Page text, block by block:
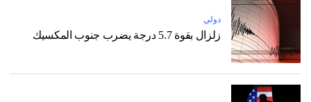
دولي
زلزال بقوة 5.7 درجة يضرب جنوب المكسيك